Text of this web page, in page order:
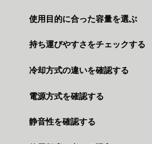
使用目的に合った容量を選ぶ
持ち運びやすさをチェックする
冷却方式の違いを確認する
電源方式を確認する
静音性を確認する